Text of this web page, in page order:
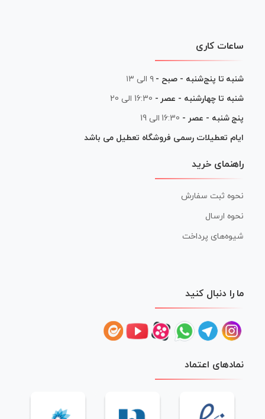
ساعات کاری
شنبه تا پنج‌شنبه - صبح - ۹ الی ۱۳
شنبه تا چهارشنبه - عصر - 16:30 الی 20
پنج شنبه - عصر - 16:30 الی 19
ایام تعطیلات رسمی فروشگاه تعطیل می باشد
راهنمای خرید
نحوه ثبت سفارش
نحوه ارسال
شیوه‌های پرداخت
ما را دنبال کنید
نمادهای اعتماد